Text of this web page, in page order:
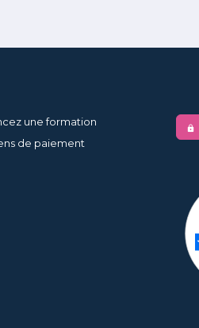
une formation
de paiement
lock